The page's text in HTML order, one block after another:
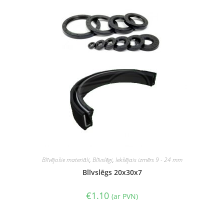
Blīvējošie materiāli, Blīvslēgi, Iekšējais izmērs 9 - 24 mm
Blīvslēgs 20x30x7
€1.10 (ar PVN)